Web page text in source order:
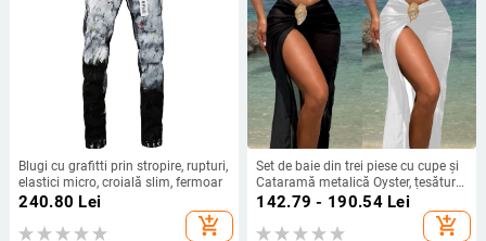
Blugi cu grafitti prin stropire, rupturi,
elastici micro, croială slim, fermoar
240.80 Lei
add_shopping_cart
Set de baie din trei piese cu cupe și
Cataramă metalică Oyster, țesătură
poliester, căptușeală poliester cu
18% elastan, greutate țesătură 230
g
142.79 - 190.54Lei
add_shopping_cart